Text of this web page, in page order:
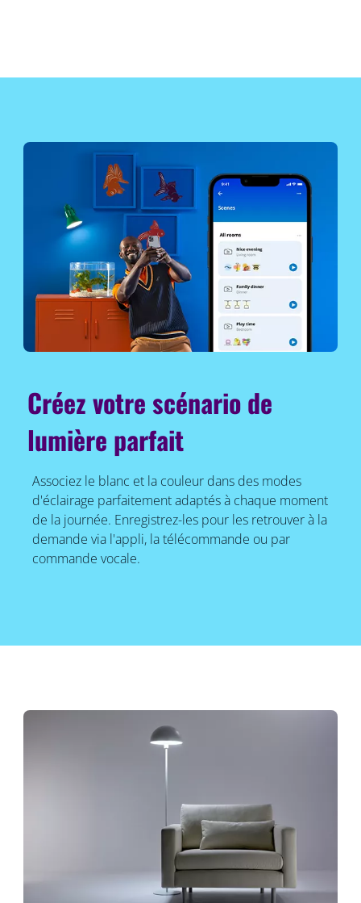
Créez votre scénario de
lumière parfait
Associez le blanc et la couleur dans des modes
d'éclairage parfaitement adaptés à chaque moment
de la journée. Enregistrez-les pour les retrouver à la
demande via l'appli, la télécommande ou par
commande vocale.